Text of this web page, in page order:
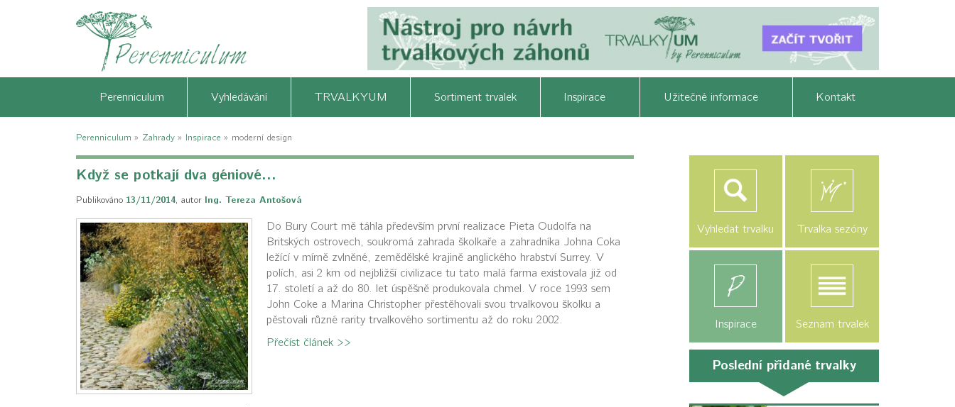
Perenniculum Vyhledávání TRVALKYUM Sortiment trvalek Inspirace Užitečné informace Kontakt
Perenniculum » Zahrady » Inspirace » moderní design
Když se potkají dva géniové...
Publikováno 13/11/2014, autor Ing. Tereza Antošová
Do Bury Court mě táhla především první realizace Pieta Oudolfa na
Britských ostrovech, soukromá zahrada školkaře a zahradníka Johna Coka
ležící v mírně zvlněné, zemědělské krajině anglického hrabství Surrey. V
polích, asi 2 km od nejbližší civilizace tu tato malá farma existovala již od
17. století a až do 80. let úspěšně produkovala chmel. V roce 1993 sem
John Coke a Marina Christopher přestěhovali svou trvalkovou školku a
pěstovali různé rarity trvalkového sortimentu až do roku 2002.
Přečíst článek >>
Vyhledat trvalku Trvalka sezóny
Inspirace Seznam trvalek
Poslední přidané trvalky